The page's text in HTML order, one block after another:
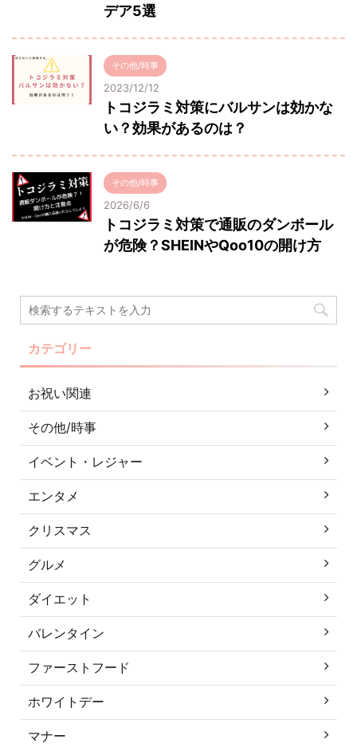
デア5選
その他/時事
2023/12/12
トコジラミ対策にバルサンは効かな
い？効果があるのは？
その他/時事
2026/6/6
トコジラミ対策で通販のダンボール
が危険？SHEINやQoo10の開け方
カテゴリー
お祝い関連
その他/時事
イベント・レジャー
エンタメ
クリスマス
グルメ
ダイエット
バレンタイン
ファーストフード
ホワイトデー
マナー